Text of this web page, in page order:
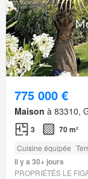
775 000 €
Maison à 83310,
3 70 m²
Cuisine équipée
Il y a 30+ jours
PROPRIÉTÉS LE